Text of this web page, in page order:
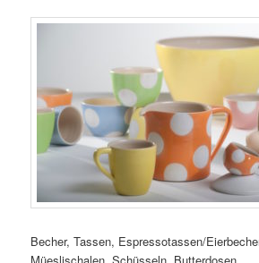
Becher, Tassen, Espressotassen/